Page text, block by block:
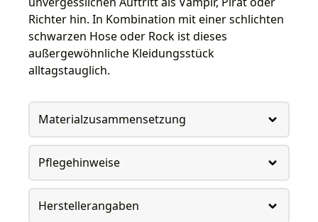
Richter hin. In Kombination mit einer schlichten
schwarzen Hose oder Rock ist dieses
außergewöhnliche Kleidungsstück
alltagstauglich.
Materialzusammensetzung
Pflegehinweise
Herstellerangaben